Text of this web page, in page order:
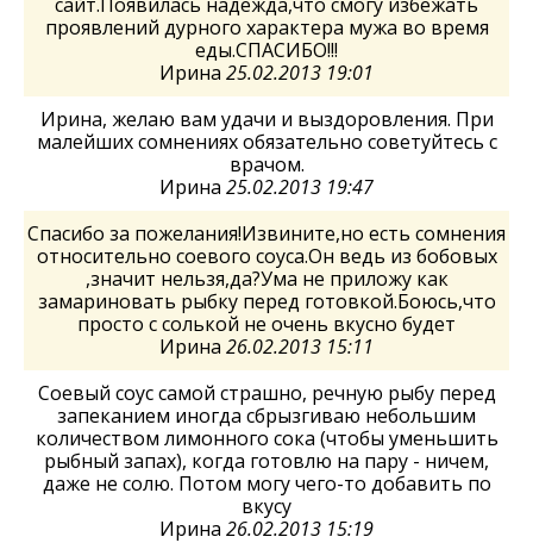
проявлений дурного характера мужа во время
еды.СПАСИБО!!!
Ирина 25.02.2013 19:01
Ирина, желаю вам удачи и выздоровления. При
малейших сомнениях обязательно советуйтесь с
врачом.
Ирина 25.02.2013 19:47
Спасибо за пожелания!Извините,но есть сомнения
относительно соевого соуса.Он ведь из бобовых
,значит нельзя,да?Ума не приложу как
замариновать рыбку перед готовкой.Боюсь,что
просто с солькой не очень вкусно будет
Ирина 26.02.2013 15:11
Соевый соус самой страшно, речную рыбу перед
запеканием иногда сбрызгиваю небольшим
количеством лимонного сока (чтобы уменьшить
рыбный запах), когда готовлю на пару - ничем,
даже не солю. Потом могу чего-то добавить по
вкусу
Ирина 26.02.2013 15:19